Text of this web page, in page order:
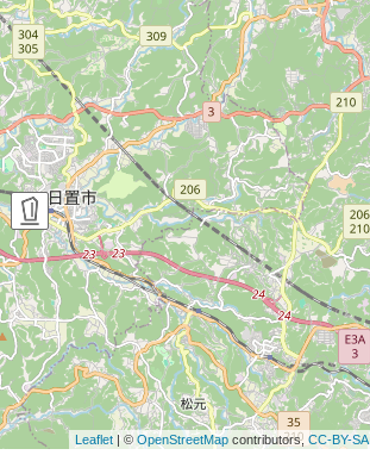
Leaflet| © OpenStreetMapcontributors, CC-BY-SA